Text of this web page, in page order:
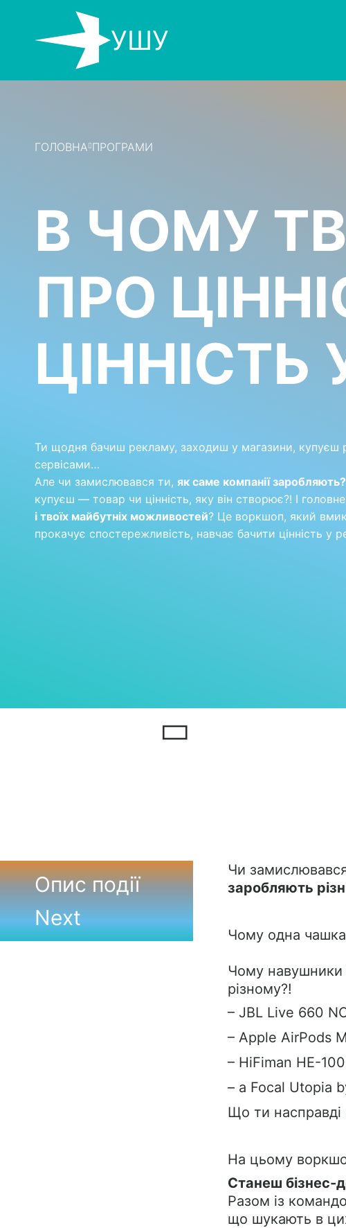
УШУ
ГОЛОВНА ПРОГРАМИ
В ЧОМУ
ПРО
ЦІННІСТЬ
Ти щодня бачиш рекламу, заходиш у магазини, купуєш
сервісами…
Але чи замислювався ти, як саме компанії заробляють?
купуєш — товар чи цінність, яку він створює?! І
і твоїх майбутніх можливостей? Це воркшоп, який
прокачує спостережливість, навчає бачити цінність у
Опис події
Next
Чи
заробляють
Чому одна
Чому навушники
різному?!
– JBL Live 660
– Apple AirPods
– HiFiman HE-
– а Focal Utopia
Що ти насправді
На цьому
Станеш бізнес-
Разом із
що шукають в